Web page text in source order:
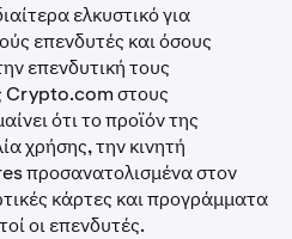
ελκυστικό για
επενδυτές και όσους
επενδυτική τους
Crypto.com στους
ότι το προϊόν της
χρήσης, την κινητή
προσανατολισμένα στον
κάρτες και προγράμματα
οι επενδυτές.